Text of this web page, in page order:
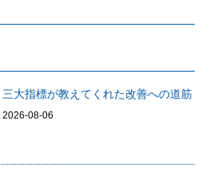
三大指標が教えてくれた改善への道筋
2026-08-06